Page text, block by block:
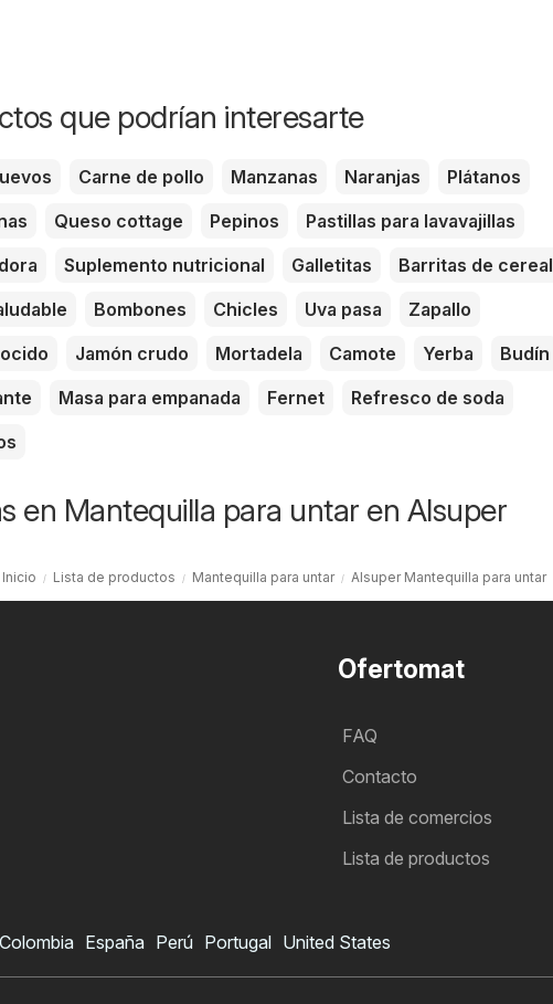
que podrían interesarte
Carne de pollo Manzanas Naranjas
Plátanos
Queso cottage Pepinos
Pastillas para lavavajillas
Suplemento nutricional Galletitas
Barritas de cereal
Bombones Chicles Uva pasa
Zapallo
Jamón crudo Mortadela Camote Yerba
Budín
Masa para empanada Fernet
Refresco de soda
en Mantequilla para untar en Alsuper
Inicio Lista de productos Mantequilla para untar Alsuper Mantequilla para untar
Ofertomat
FAQ
Contacto
Lista de comercios
Lista de productos
Colombia España Perú Portugal United States